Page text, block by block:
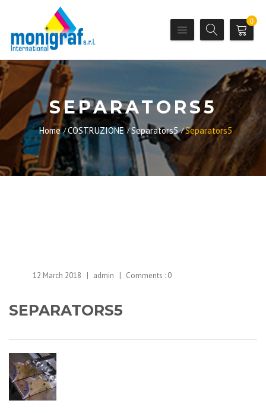
0
SEPARATORS5
Home COSTRUZIONE Separators5 Separators5
12 March 2018 admin Comments : 0
SEPARATORS5